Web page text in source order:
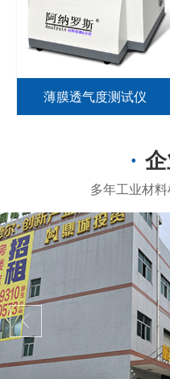
薄膜透气度测试仪